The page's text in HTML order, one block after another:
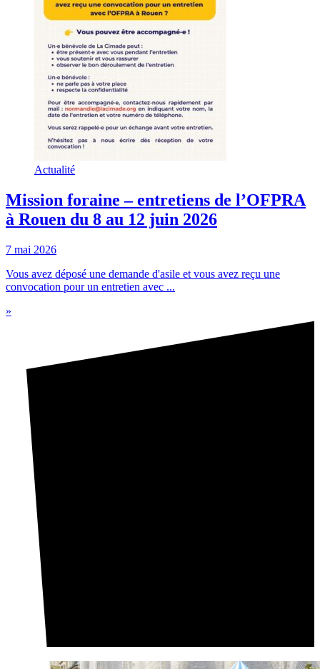
Actualité
Mission foraine – entretiens de l’OFPRA
à Rouen du 8 au 12 juin 2026
7 mai 2026
Vous avez déposé une demande d'asile et vous avez reçu une
convocation pour un entretien avec ...
»